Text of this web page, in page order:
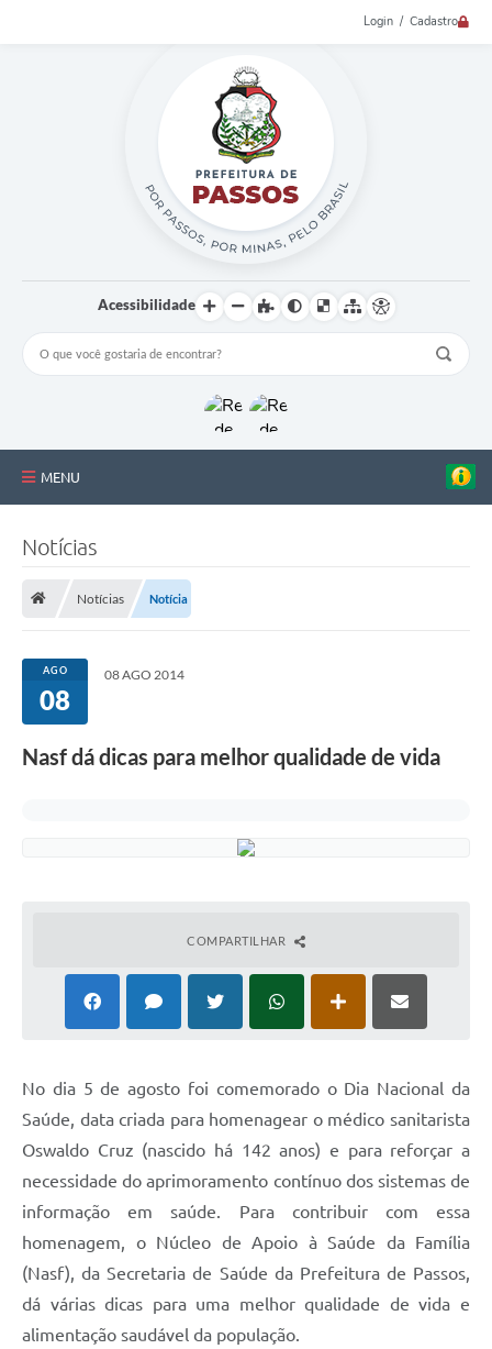
Login / Cadastro
Acessibilidade
MENU
Estrutura Administrativa
Galeria de Fotos
Notícias
Notícias Notícia
AGO
08
08 AGO 2014
Nasf dá dicas para melhor qualidade de vida
COMPARTILHAR
No dia 5 de agosto foi comemorado o Dia Nacional da
Saúde, data criada para homenagear o médico sanitarista
Oswaldo Cruz (nascido há 142 anos) e para reforçar a
necessidade do aprimoramento contínuo dos sistemas de
informação em saúde. Para contribuir com essa
homenagem, o Núcleo de Apoio à Saúde da Família
(Nasf), da Secretaria de Saúde da Prefeitura de Passos,
dá várias dicas para uma melhor qualidade de vida e
alimentação saudável da população.